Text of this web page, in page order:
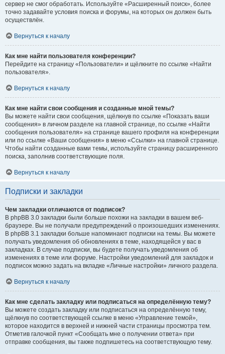
сервер не смог обработать. Используйте «Расширенный поиск», более
точно задавайте условия поиска и форумы, на которых он должен быть
осуществлён.
Вернуться к началу
Как мне найти пользователя конференции?
Перейдите на страницу «Пользователи» и щёлкните по ссылке «Найти
пользователя».
Вернуться к началу
Как мне найти свои сообщения и созданные мной темы?
Вы можете найти свои сообщения, щёлкнув по ссылке «Показать ваши
сообщения» в личном разделе на главной странице, по ссылке «Найти
сообщения пользователя» на странице вашего профиля на конференции
или по ссылке «Ваши сообщения» в меню «Ссылки» на главной странице.
Чтобы найти созданные вами темы, используйте страницу расширенного
поиска, заполнив соответствующие поля.
Вернуться к началу
Подписки и закладки
Чем закладки отличаются от подписок?
В phpBB 3.0 закладки были больше похожи на закладки в вашем веб-
браузере. Вы не получали предупреждений о произошедших изменениях.
В phpBB 3.1 закладки больше напоминают подписки на темы. Вы можете
получать уведомления об обновлениях в теме, находящейся у вас в
закладках. В случае подписки, вы будете получать уведомления об
изменениях в теме или форуме. Настройки уведомлений для закладок и
подписок можно задать на вкладке «Личные настройки» личного раздела.
Вернуться к началу
Как мне сделать закладку или подписаться на определённую тему?
Вы можете создать закладку или подписаться на определённую тему,
щёлкнув по соответствующей ссылке в меню «Управление темой»,
которое находится в верхней и нижней части страницы просмотра тем.
Отметив галочкой пункт «Сообщать мне о получении ответа» при
отправке сообщения, вы также подпишетесь на соответствующую тему.